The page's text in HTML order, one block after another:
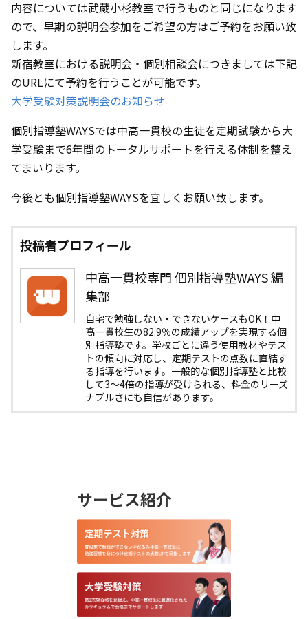
内容については武蔵小杉教室で行うものと同じになります
ので、早期の説明会参加をご希望の方はご予約をお願い致
します。
新宿教室における説明会・個別相談会につきましては下記
のURLにて予約を行うことが可能です。
大学受験対策説明会のお知らせ
個別指導塾WAYSでは中高一貫校の生徒を定期試験から大
学受験まで6年間のトータルサポートを行える体制を整え
てまいります。
今後とも個別指導塾WAYSを宜しくお願い致します。
投稿者プロフィール
中高一貫校専門 個別指導塾WAYS 編
集部
自宅で勉強しない・できないケースもOK！中
高一貫校生の82.9％の成績アップを実現する個
別指導塾です。学校ごとに違う使用教材やテス
トの傾向に対応し、定期テストの点数に直結す
る指導を行います。一般的な個別指導塾と比較
して3〜4倍の指導が受けられる、料金のリーズ
ナブルさにも自信があります。
サービス紹介